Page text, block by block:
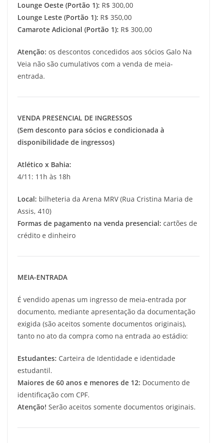
Lounge Oeste (Portão 1): R$ 300,00
Lounge Leste (Portão 1): R$ 350,00
Camarote Adicional (Portão 1): R$ 300,00
Atenção: os descontos concedidos aos sócios Galo Na
Veia não são cumulativos com a venda de meia-
entrada.
VENDA PRESENCIAL DE INGRESSOS
(Sem desconto para sócios e condicionada à
disponibilidade de ingressos)
Atlético x Bahia:
4/11: 11h às 18h
Local: bilheteria da Arena MRV (Rua Cristina Maria de
Assis, 410)
Formas de pagamento na venda presencial: cartões de
crédito e dinheiro
MEIA-ENTRADA
É vendido apenas um ingresso de meia-entrada por
documento, mediante apresentação da documentação
exigida (são aceitos somente documentos originais),
tanto no ato da compra como na entrada ao estádio:
Estudantes: Carteira de Identidade e identidade
estudantil.
Maiores de 60 anos e menores de 12: Documento de
identificação com CPF.
Atenção! Serão aceitos somente documentos originais.